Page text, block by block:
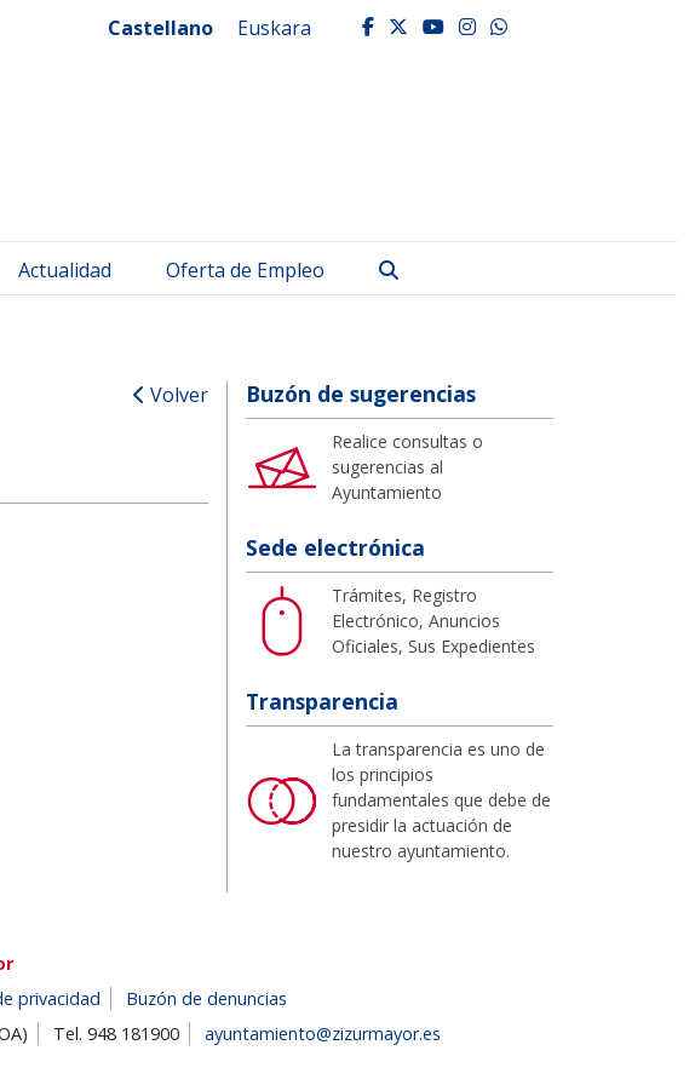
Castellano Euskara facebook
twitter
youtube
instagram
whatsapp
Actualidad Oferta de Empleo
Volver Buzón de sugerencias
Realice consultas o
sugerencias al
Ayuntamiento
Sede electrónica
Trámites, Registro
Electrónico, Anuncios
Oficiales, Sus Expedientes
Transparencia
La transparencia es uno de
los principios
fundamentales que debe de
presidir la actuación de
nuestro ayuntamiento.
privacidad
Buzón de denuncias
Tel. 948 181900 ayuntamiento@zizurmayor.es